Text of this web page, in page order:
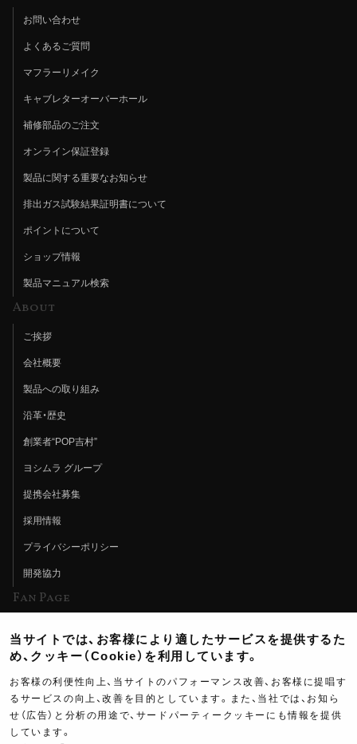
お問い合わせ
よくあるご質問
マフラーリメイク
キャブレターオーバーホール
補修部品のご注文
オンライン保証登録
製品に関する重要なお知らせ
排出ガス試験結果証明書について
ポイントについて
ショップ情報
製品マニュアル検索
About
ご挨拶
会社概要
製品への取り組み
沿革・歴史
創業者“POP吉村”
ヨシムラ グループ
提携会社募集
採用情報
プライバシーポリシー
開発協力
Fan Page
ヨシムラTV
イベント情報
イベントスケジュール
ツーリングブレイクタイム
当サイトでは、お客様により適したサービスを提供するた
め、クッキー（Cookie）を利用しています。
お客様の利便性向上、当サイトのパフォーマンス改善、お客様に提唱す
るサービスの向上、改善を目的としています。また、当社では、お知ら
せ（広告）と分析の用途で、サードパーティークッキーにも情報を提供
しています。